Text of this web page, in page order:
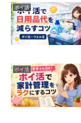
ポイ活
ポイ活